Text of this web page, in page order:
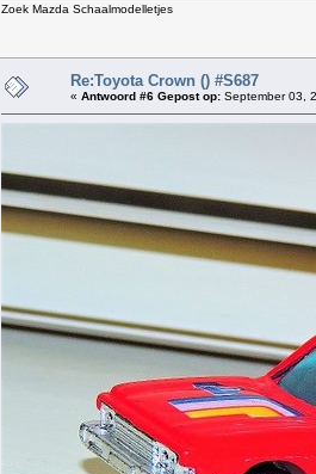
Zoek Mazda Schaalmodelletjes
Re:Toyota Crown () #S687
« Antwoord #6 Gepost op: September 03,